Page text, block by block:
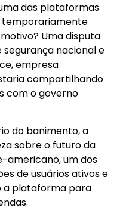
das plataformas
temporariamente
Uma disputa
nacional e
empresa
compartilhando
com o governo
do banimento, a
sobre o futuro da
americano, um dos
de usuários ativos e
a plataforma para